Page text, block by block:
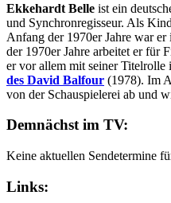
Ekkehardt Belle ist ein
und Synchronregisseur. Als
Anfang der 1970er Jahre war
der 1970er Jahre arbeitet er für
er vor allem mit seiner Titelrolle
des David Balfour (1978). Im
von der Schauspielerei ab und
Demnächst im TV:
Keine aktuellen Sendetermine
Links: